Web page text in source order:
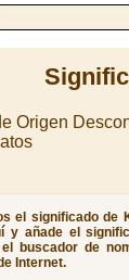
Origen
el significado de
y añade el
buscador de
Internet.